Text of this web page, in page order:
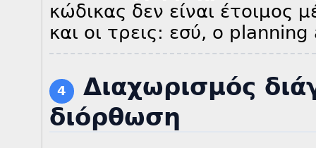
κώδικας δεν είναι έτοιμος
και οι τρεις: εσύ, ο
4
Διαχωρισμός
διόρθωση